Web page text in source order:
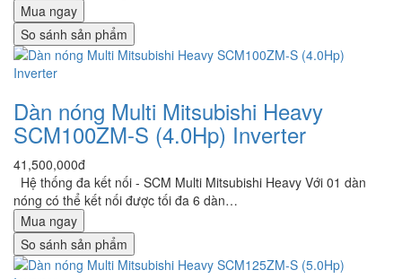
Mua ngay
So sánh sản phẩm
Dàn nóng Multi Mitsubishi Heavy
SCM100ZM-S (4.0Hp) Inverter
41,500,000đ
Hệ thống đa kết nối - SCM Multi Mitsubishi Heavy Với 01 dàn
nóng có thể kết nối được tối đa 6 dàn…
Mua ngay
So sánh sản phẩm